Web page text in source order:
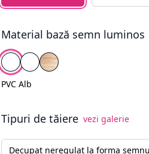
Material bază semn luminos
Alege fundal
PVC AlbPlexiglas Alb
Lemn Natur
PVC Alb
Tipuri de tăiere vezi galerie
Tip tăiere semn luminos